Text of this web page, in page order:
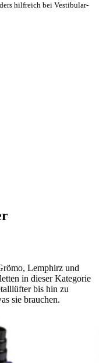
hilfreich bei Vestibular-
Lemphirz und
in dieser Kategorie
bis hin zu
sie brauchen.